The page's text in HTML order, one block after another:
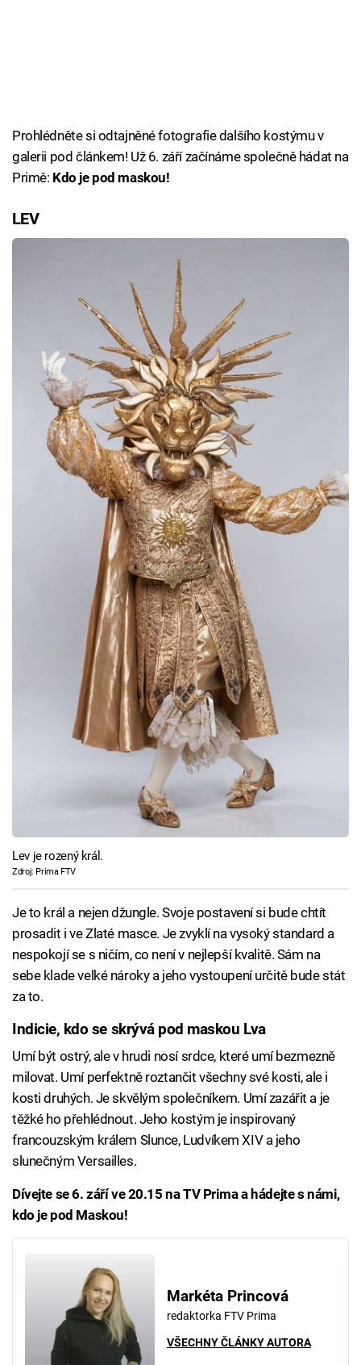
Prohlédněte si odtajněné fotografie dalšího kostýmu v
galerii pod článkem! Už 6. září začínáme společně hádat na
Primě: Kdo je pod maskou!
LEV
Lev je rozený král.
Zdroj: Prima FTV
Je to král a nejen džungle. Svoje postavení si bude chtít
prosadit i ve Zlaté masce. Je zvyklí na vysoký standard a
nespokojí se s ničím, co není v nejlepší kvalitě. Sám na
sebe klade velké nároky a jeho vystoupení určitě bude stát
za to.
Indicie, kdo se skrývá pod maskou Lva
Umí být ostrý, ale v hrudi nosí srdce, které umí bezmezně
milovat. Umí perfektně roztančit všechny své kosti, ale i
kosti druhých. Je skvělým společníkem. Umí zazářit a je
těžké ho přehlédnout. Jeho kostým je inspirovaný
francouzským králem Slunce, Ludvíkem XIV a jeho
slunečným Versailles.
Dívejte se 6. září ve 20.15 na TV Prima a hádejte s námi,
kdo je pod Maskou!
Markéta Princová
redaktorka FTV Prima
VŠECHNY ČLÁNKY AUTORA